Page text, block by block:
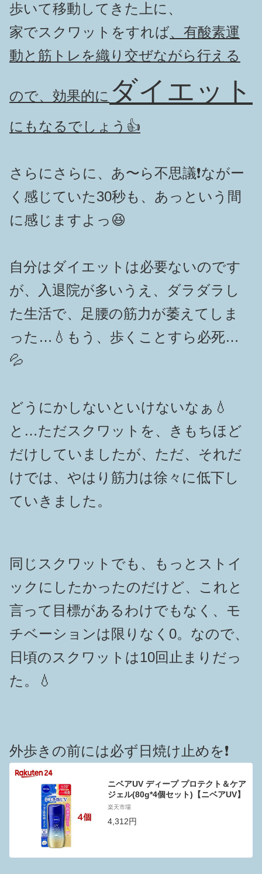
歩いて移動してきた上に、
家でスクワットをすれば、有酸素運
動と筋トレを織り交ぜながら行える
ので、効果的に ダイエット
にもなるでしょう👍
さらにさらに、あ〜ら不思議❗️ながー
く感じていた30秒も、あっという間
に感じますよっ😆
自分はダイエットは必要ないのです
が、入退院が多いうえ、ダラダラし
た生活で、足腰の筋力が萎えてしま
った…💧もう、歩くことすら必死…
💦
どうにかしないといけないなぁ💧
と…ただスクワットを、きもちほど
だけしていましたが、ただ、それだ
けでは、やはり筋力は徐々に低下し
ていきました。
同じスクワットでも、もっとストイ
ックにしたかったのだけど、これと
言って目標があるわけでもなく、モ
チベーションは限りなく0。なので、
日頃のスクワットは10回止まりだっ
た。💧
外歩きの前には必ず日焼け止めを❗️
ニベアUV ディープ プロテクト＆ケア
ジェル(80g*4個セット)【ニベアUV】
楽天市場
4,312円